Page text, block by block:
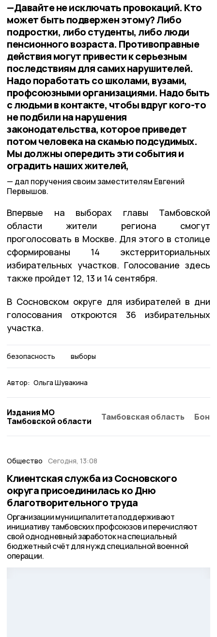
—Давайте не исключать провокаций. Кто
может быть подвержен этому? Либо
подростки, либо студенты, либо люди
пенсионного возраста. Противоправные
действия могут привести к серьезным
последствиям для самих нарушителей.
Надо поработать со школами, вузами,
профсоюзными организациями. Надо быть
с людьми в контакте, чтобы вдруг кого-то
не подбили на нарушения
законодательства, которое приведет
потом человека на скамью подсудимых.
Мы должны опередить эти события и
оградить наших жителей,
дал поручения своим заместителям Евгений
Первышов.
Впервые на выборах главы Тамбовской
области жители региона смогут
проголосовать в Москве. Для этого в столице
сформированы 14 экстерриториальных
избирательных участков. Голосование здесь
также пройдет 12, 13 и 14 сентября.
В Сосновском округе для избирателей в дни
голосования откроются 36 избирательных
участка.
безопасность выборы
Автор: Ольга Шувакина
Издания МО
Тамбовской области
Тамбовская область
Общество Сегодня, 13:08
Клиентская служба из Сосновского
округа присоединилась ко Дню
благотворительного труда
Организации муниципалитета поддерживают
инициативу тамбовских профсоюзов и перечисляют
свой однодневный заработок на специальный
бюджетный счёт для нужд специальной военной
операции.